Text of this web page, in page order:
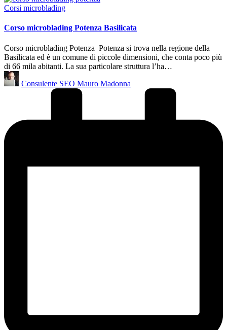
Posted
Corsi microblading
Corso microblading Potenza Basilicata
Corso microblading Potenza Potenza si trova nella regione della
Basilicata ed è un comune di piccole dimensioni, che conta poco più
di 66 mila abitanti. La sua particolare struttura l’ha…
Posted
by
Consulente SEO Mauro Madonna